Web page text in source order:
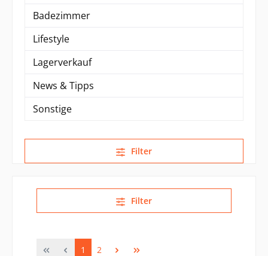
Badezimmer
Lifestyle
Lagerverkauf
News & Tipps
Sonstige
Filter
Filter
1 2